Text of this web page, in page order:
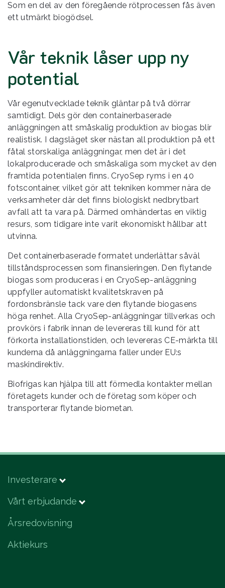
Som en del av den föregående rötprocessen fås även
ett utmärkt biogödsel.
Vår teknik låser upp ny
potential
Vår egenutvecklade teknik gläntar på två dörrar
samtidigt. Dels gör den containerbaserade
anläggningen att småskalig produktion av biogas blir
realistisk. I dagsläget sker nästan all produktion på ett
fåtal storskaliga anläggningar, men det är i det
lokalproducerade och småskaliga som mycket av den
framtida potentialen finns. CryoSep ryms i en 40
fotscontainer, vilket gör att tekniken kommer nära de
verksamheter där det finns biologiskt nedbrytbart
avfall att ta vara på. Därmed omhändertas en viktig
resurs, som tidigare inte varit ekonomiskt hållbar att
utvinna.
Det containerbaserade formatet underlättar såväl
tillståndsprocessen som finansieringen. Den flytande
biogas som produceras i en CryoSep-anläggning
uppfyller automatiskt kvalitetskraven på
fordonsbränsle tack vare den flytande biogasens
höga renhet. Alla CryoSep-anläggningar tillverkas och
provkörs i fabrik innan de levereras till kund för att
förkorta installationstiden, och levereras CE-märkta till
kunderna då anläggningarna faller under EU:s
maskindirektiv.
Biofrigas kan hjälpa till att förmedla kontakter mellan
företagets kunder och de företag som köper och
transporterar flytande biometan.
Investerare
Vårt erbjudande
Årsredovisning
Aktiekurs